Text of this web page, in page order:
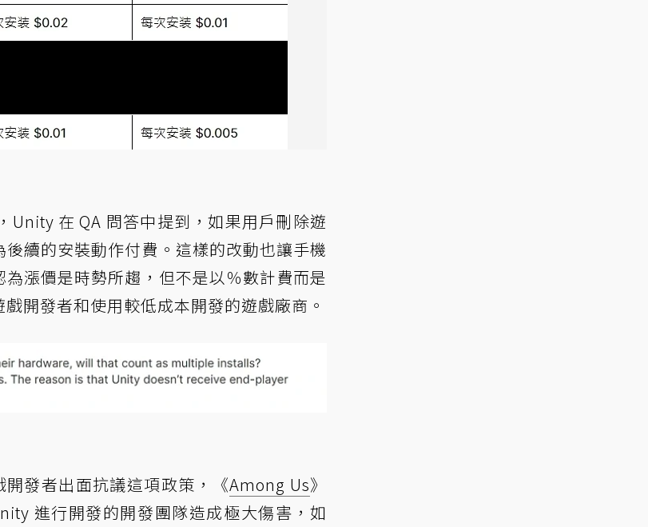
Unity 在 QA 問答中提到，如果用戶刪除遊
續的安裝動作付費。這樣的改動也讓手機
漲價是時勢所趨，但不是以％數計費而是
開發者和使用較低成本開發的遊戲廠商。
開發者出面抗議這項政策，《Among Us》
進行開發的開發團隊造成極大傷害，如